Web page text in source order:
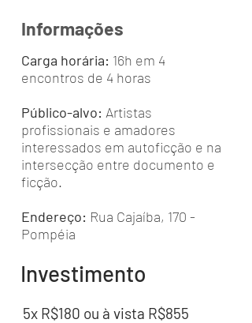
Informações
Carga horária: 16h em 4
encontros de 4 horas
Público-alvo: Artistas
profissionais e amadores
interessados em autoficção e na
intersecção entre documento e
ficção.
Endereço: Rua Cajaíba, 170 -
Pompéia
Investimento
5x R$180 ou à vista R$855